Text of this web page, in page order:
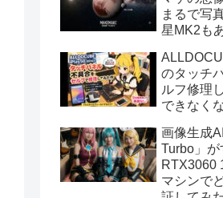
まるで写
星MK2も
のタッチ
ルフ修理
できなく
画像生成
Turbo」が
RTX3060
マシンで